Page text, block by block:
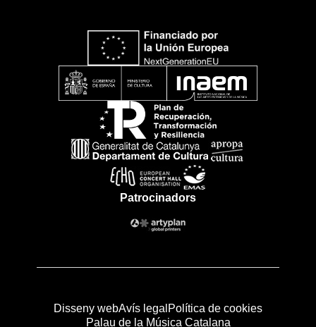
Patrocinadors
Disseny webAvís legal Política de cookies
Palau de la Música Catalana